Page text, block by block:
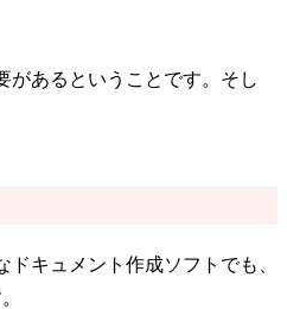
があるということです。そし
キュメント作成ソフトでも、